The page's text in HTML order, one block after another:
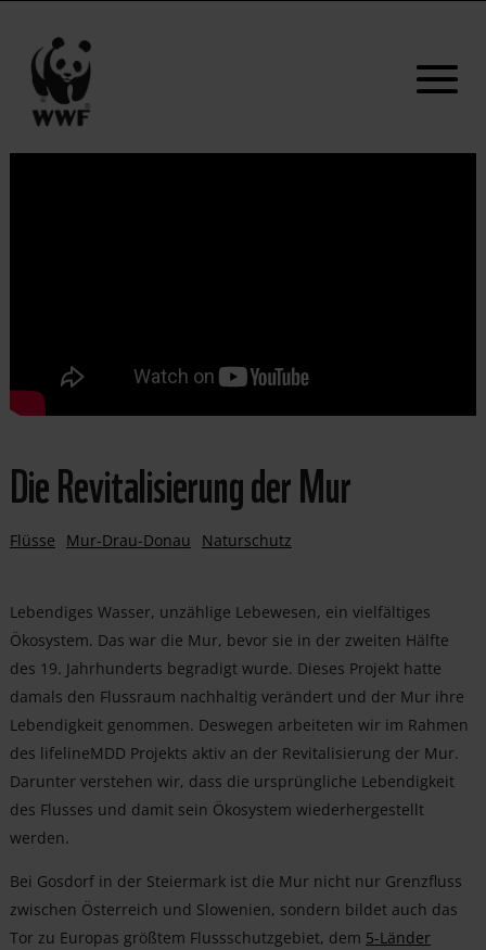
Die Revitalisierung der Mur
Flüsse Mur-Drau-Donau Naturschutz
Lebendiges Wasser, unzählige Lebewesen, ein vielfältiges
Ökosystem. Das war die Mur, bevor sie in der zweiten Hälfte
des 19. Jahrhunderts begradigt wurde. Dieses Projekt hatte
damals den Flussraum nachhaltig verändert und der Mur ihre
Lebendigkeit genommen. Deswegen arbeiteten wir im Rahmen
des lifelineMDD Projekts aktiv an der Revitalisierung der Mur.
Darunter verstehen wir, dass die ursprüngliche Lebendigkeit
des Flusses und damit sein Ökosystem wiederhergestellt
werden.
Bei Gosdorf in der Steiermark ist die Mur nicht nur Grenzfluss
zwischen Österreich und Slowenien, sondern bildet auch das
Tor zu Europas größtem Flussschutzgebiet, dem 5-Länder